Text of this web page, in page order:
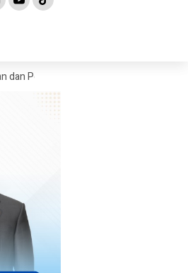
Etika Pers Angkat Bicara Soal Kritik